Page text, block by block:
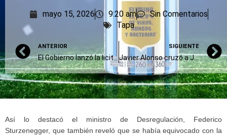
mayo 15, 2026 9:20 am
Sin Comentarios
Tapa
ANTERIOR
El Gobierno lanzó la licitación para vender AySA y avanza con otras privatizaciones
SIGUIENTE
Javier Alonso cruzó a Jorge Macri: “Cacarea que nos quiere ‘contagiar’ su pasión por combatir el delito”
Así lo destacó el ministro de Desregulación, Federico
Sturzenegger, que también reveló que se había equivocado con la